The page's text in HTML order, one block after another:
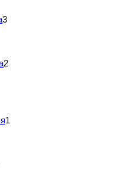
3
2
1